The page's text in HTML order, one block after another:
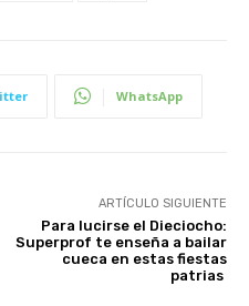
WhatsApp
ARTÍCULO SIGUIENTE
Para lucirse el Dieciocho:
Superprof te enseña a bailar
cueca en estas fiestas
patrias